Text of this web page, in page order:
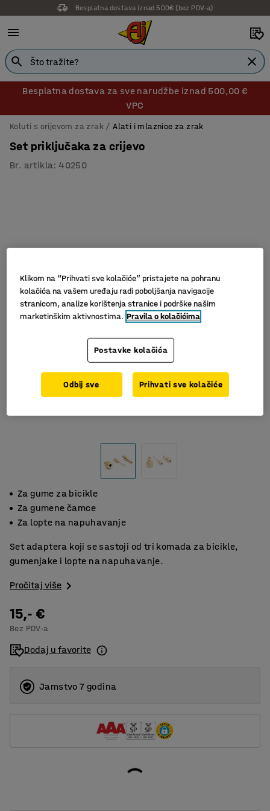
Besplatna dostava iznad 500€ (bez PDV-a)
Besplatna dostava za sve narudžbe iznad 500,00 €
VPC
Koluti s crijevom za zrak Alati i mlaznice za zrak
Set priključaka za crijevo
Br. artikla: 40250
Za gume za bicikle
Za gumene čamce
Za lopte na napuhavanje
Set adaptera koji se sastoji od tri komada za bicikle,
gumenjake i lopte na napuhavanje.
Pročitaj više
15,- €
Bez PDV-a
Dodaj u favorite
Jamstvo 7 godina
Klikom na “Prihvati sve kolačiće” pristajete na pohranu
kolačića na vašem uređaju radi poboljšanja navigacije
stranicom, analize korištenja stranice i podrške našim
marketinškim aktivnostima. Pravila o kolačićima
Postavke kolačića
Odbij sve Prihvati sve kolačiće